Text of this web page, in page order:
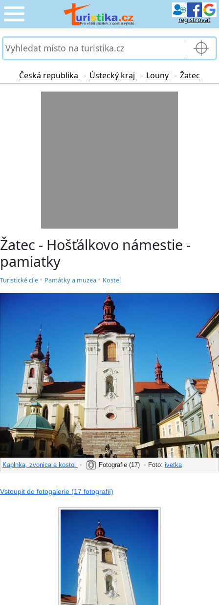
registrovat
CESTOVÁNÍ
SLUŽBY & DOPRAVA
PRO TURISTY
Česká republika > Ústecký kraj > Louny > Žatec
Žatec - Hošťálkovo námestie -
pamiatky
Turistické cíle • Památky a muzea • Kostel
Kaplnka, zvonica a kostol • Fotografie (17) • Foto: ivetka
Vstoupit do fotogalerie (17 fotografií)